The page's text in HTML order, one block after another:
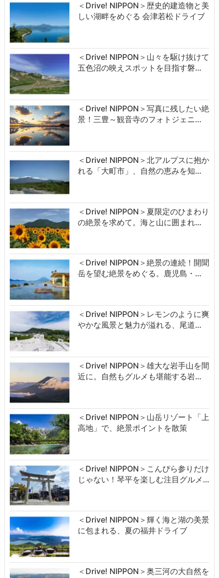
＜Drive! NIPPON＞歴史的建造物と美
しい湖畔をめぐる 会津若松ドライブ
＜Drive! NIPPON＞山々を駆け抜けて
五色沼の映えスポットを目指す磐…
＜Drive! NIPPON＞写真に残したい絶
景！三豊～観音寺のフォトジェニ…
＜Drive! NIPPON＞北アルプスに抱か
れる「大町市」、自然の恵みを知…
＜Drive! NIPPON＞夏限定のひまわり
の絶景を求めて。海と山に囲まれ…
＜Drive! NIPPON＞絶景の連続！開聞
岳を望む絶景をめぐる。鹿児島・…
＜Drive! NIPPON＞レモンのように爽
やかな風景と魅力が溢れる、尾道…
＜Drive! NIPPON＞雄大な岩手山を間
近に。自然もグルメも堪能する岩…
＜Drive! NIPPON＞山岳リゾート「上
高地」で、絶景ポイントを散策
＜Drive! NIPPON＞こんぴら参りだけ
じゃない！琴平を楽しむ注目グルメ…
＜Drive! NIPPON＞輝く海と湖の美景
に包まれる、夏の福井ドライブ
＜Drive! NIPPON＞奥三河の大自然を